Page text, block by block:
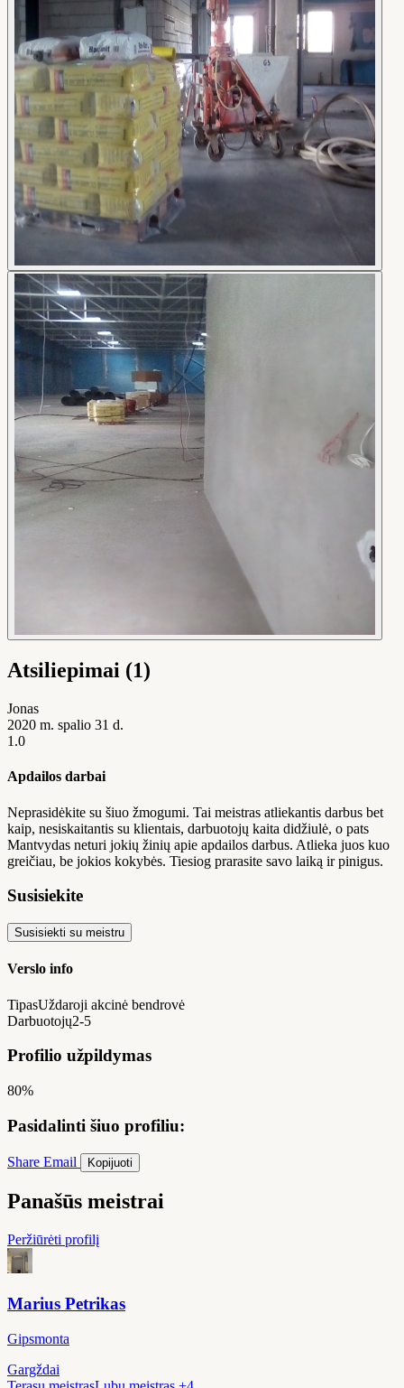
Atsiliepimai (1)
Jonas
2020 m. spalio 31 d.
1.0
Apdailos darbai
Neprasidėkite su šiuo žmogumi. Tai meistras atliekantis darbus bet
kaip, nesiskaitantis su klientais, darbuotojų kaita didžiulė, o pats
Mantvydas neturi jokių žinių apie apdailos darbus. Atlieka juos kuo
greičiau, be jokios kokybės. Tiesiog prarasite savo laiką ir pinigus.
Susisiekite
Susisiekti su meistru
Verslo info
TipasUždaroji akcinė bendrovė
Darbuotojų2-5
Profilio užpildymas
80%
Pasidalinti šiuo profiliu:
Share Email Kopijuoti
Panašūs meistrai
Peržiūrėti profilį
Marius Petrikas
Gipsmonta
Gargždai